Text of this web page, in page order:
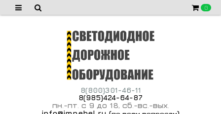
0
8(800)301-46-11
8(985)424-64-87
пн -пт с 9 до 18, сб -вс -вых.